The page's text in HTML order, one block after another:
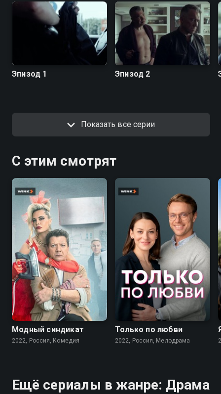
Эпизод 1 Эпизод 2
Показать все серии
С этим смотрят
7.6
Модный синдикат
2022, Россия, Комедия
Только по любви
2022, Россия, Мелодрама
Ещё сериалы в жанре: Драма